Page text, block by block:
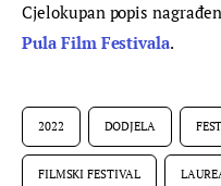
Cjelokupan popis
Pula Film Festivala.
2022 DODJELA
FILMSKI FESTIVAL